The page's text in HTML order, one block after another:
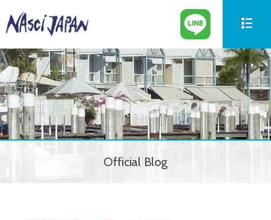
New Boat
新艇情報
Used Boat
中古艇情報
Parts
パーツ情報
Official Blog